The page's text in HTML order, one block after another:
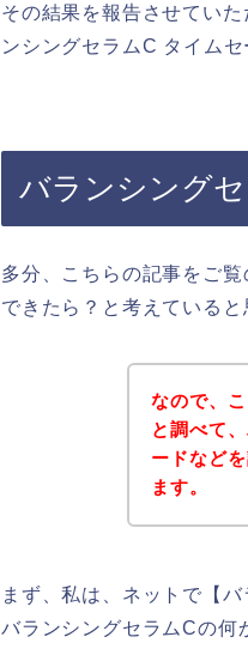
その結果を報告させてい
ンシングセラムC タイム
バランシング
多分、こちらの記事をご
できたら？と考えている
なので、
と調べて
ードなど
ます。
まず、私は、ネットで【
バランシングセラムCの何